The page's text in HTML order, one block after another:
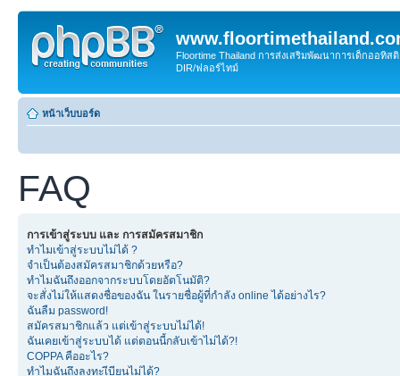
Floortime Thailand การส่งเสริมพัฒนาการเด็กออทิ
DIR/ฟลอร์ไทม์
หน้าเว็บบอร์ด
FAQ
การเข้าสู่ระบบ และ การสมัครสมาชิก
ทำไมเข้าสู่ระบบไม่ได้ ?
จำเป็นต้องสมัครสมาชิกด้วยหรือ?
ทำไมฉันถึงออกจากระบบโดยอัตโนมัติ?
จะสั่งไม่ให้แสดงชื่อของฉัน ในรายชื่อผู้ที่กำลัง online ได้อย่างไร?
ฉันลืม password!
สมัครสมาชิกแล้ว แต่เข้าสู่ระบบไม่ได้!
ฉันเคยเข้าสู่ระบบได้ แต่ตอนนี้กลับเข้าไม่ได้?!
COPPA คืออะไร?
ทำไมฉันถึงลงทะเีบียนไม่ได้?